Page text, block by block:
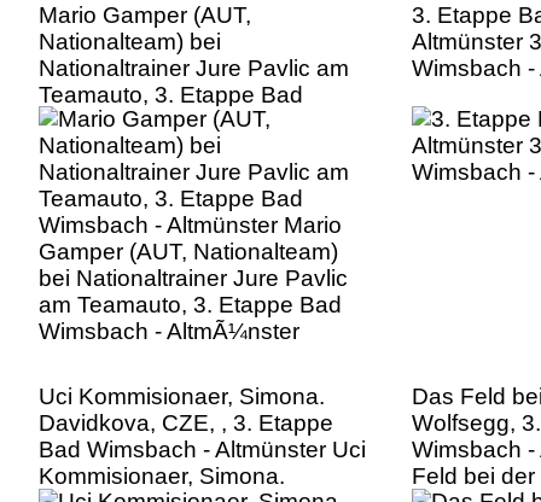
Mario Gamper (AUT,
Nationalteam) bei
Nationaltrainer Jure Pavlic am
Teamauto, 3. Etappe Bad
Wimsbach - Altmünster Mario
Gamper (AUT, Nationalteam)
bei Nationaltrainer Jure Pavlic
am Teamauto, 3. Etappe Bad
Wimsbach - AltmÃ¼nster
3. Etappe
Altmünster
Wimsbach
Uci Kommisionaer, Simona.
Davidkova, CZE, , 3. Etappe
Bad Wimsbach - Altmünster Uci
Kommisionaer, Simona.
Das Feld
Wolfsegg,
Wimsbach -
Feld bei